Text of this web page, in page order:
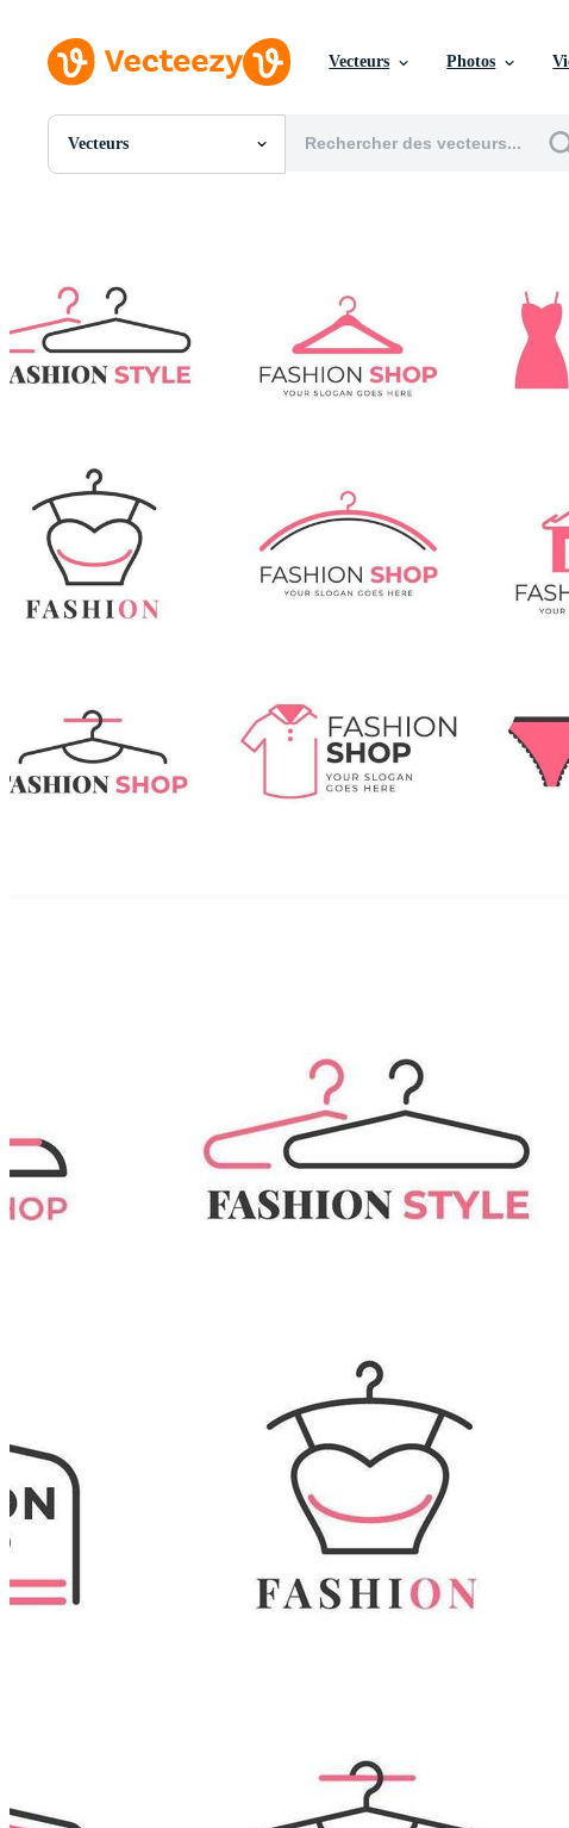
Vecteurs Photos
Vecteurs
Toutes Images
Modèles
Vecteurs
Vidéos
Motion graphics